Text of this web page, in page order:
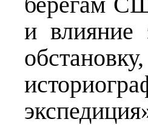
и влияние